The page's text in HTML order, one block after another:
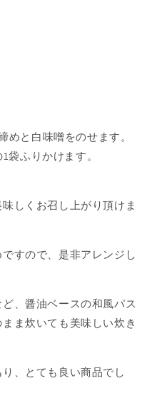
めと白味噌をのせます。
袋ふりかけます。
しくお召し上がり頂けま
すので、是非アレンジし
、醤油ベースの和風パス
ま炊いても美味しい炊き
、とても良い商品でし